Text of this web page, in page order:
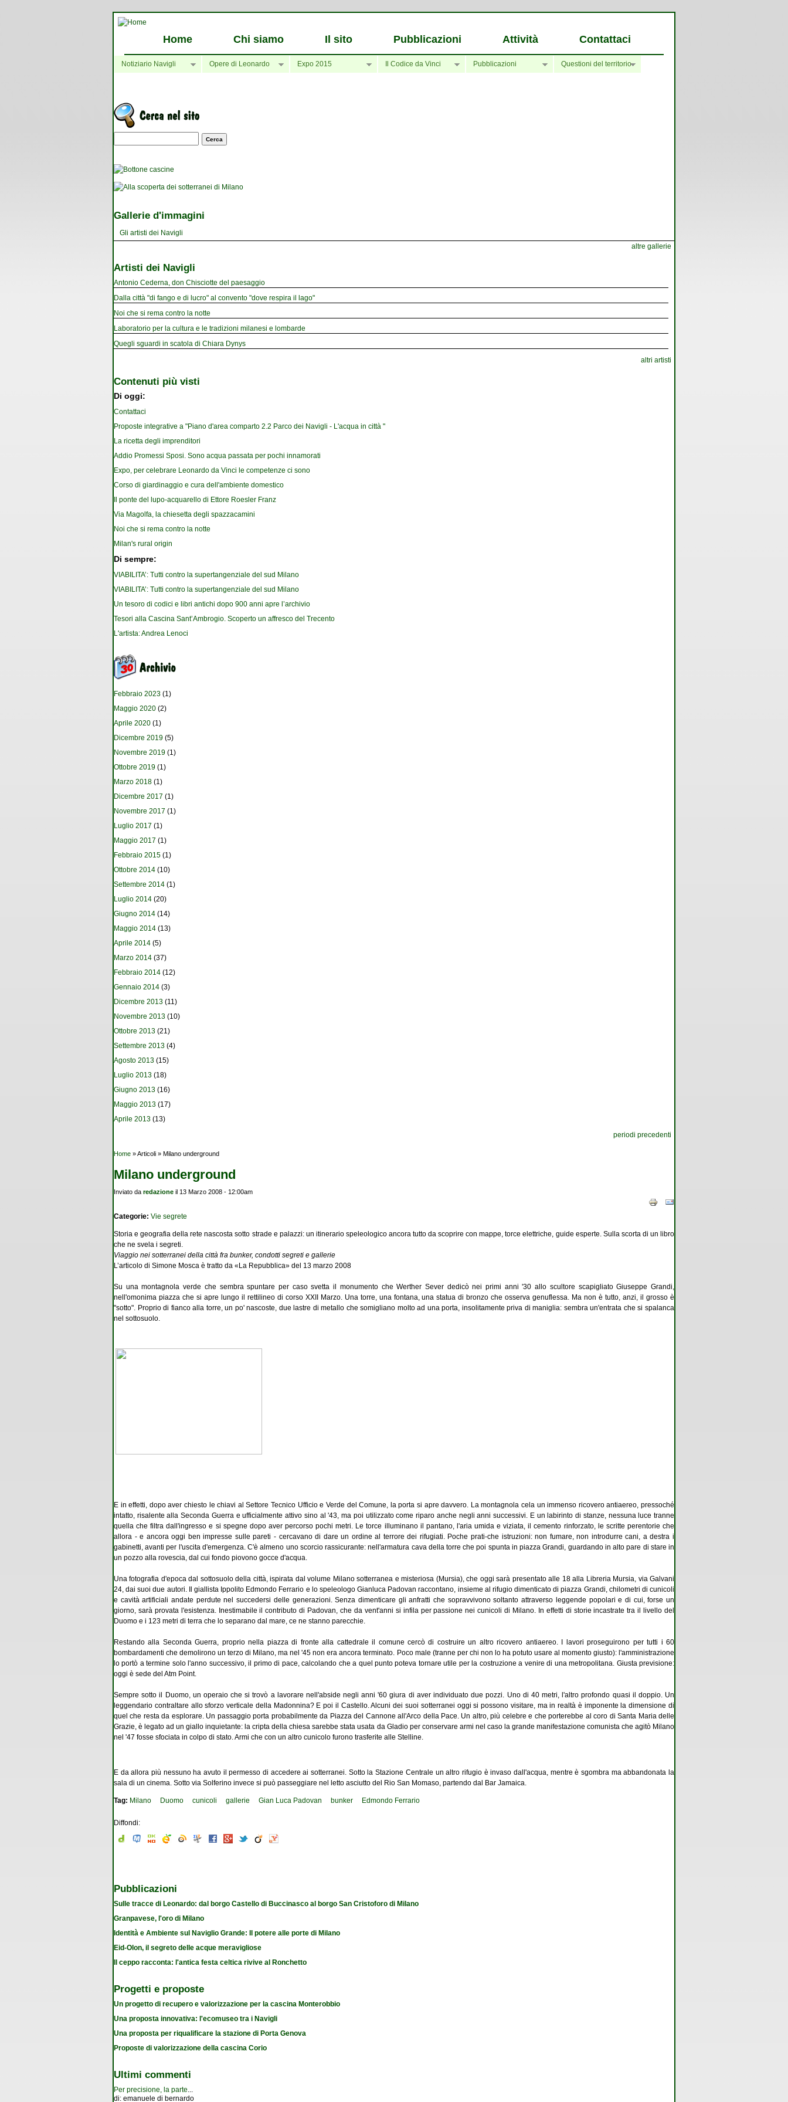
Home Chi siamo Il sito Pubblicazioni Attività Contattaci
Notiziario Navigli Opere di Leonardo Expo 2015 Il Codice da Vinci Pubblicazioni Questioni del territorio
Maschera di ricerca
Gallerie d'immagini
Gli artisti dei Navigli
altre gallerie
Artisti dei Navigli
Antonio Cederna, don Chisciotte del paesaggio
Dalla città "di fango e di lucro" al convento "dove respira il lago"
Noi che si rema contro la notte
Laboratorio per la cultura e le tradizioni milanesi e lombarde
Quegli sguardi in scatola di Chiara Dynys
altri artisti
Contenuti più visti
Di oggi:
Contattaci
Proposte integrative a "Piano d'area comparto 2.2 Parco dei Navigli - L'acqua in città "
La ricetta degli imprenditori
Addio Promessi Sposi. Sono acqua passata per pochi innamorati
Expo, per celebrare Leonardo da Vinci le competenze ci sono
Corso di giardinaggio e cura dell'ambiente domestico
Il ponte del lupo-acquarello di Ettore Roesler Franz
Via Magolfa, la chiesetta degli spazzacamini
Noi che si rema contro la notte
Milan's rural origin
Di sempre:
VIABILITA’: Tutti contro la supertangenziale del sud Milano
VIABILITA’: Tutti contro la supertangenziale del sud Milano
Un tesoro di codici e libri antichi dopo 900 anni apre l’archivio
Tesori alla Cascina Sant’Ambrogio. Scoperto un affresco del Trecento
L'artista: Andrea Lenoci
Febbraio 2023 (1)
Maggio 2020 (2)
Aprile 2020 (1)
Dicembre 2019 (5)
Novembre 2019 (1)
Ottobre 2019 (1)
Marzo 2018 (1)
Dicembre 2017 (1)
Novembre 2017 (1)
Luglio 2017 (1)
Maggio 2017 (1)
Febbraio 2015 (1)
Ottobre 2014 (10)
Settembre 2014 (1)
Luglio 2014 (20)
Giugno 2014 (14)
Maggio 2014 (13)
Aprile 2014 (5)
Marzo 2014 (37)
Febbraio 2014 (12)
Gennaio 2014 (3)
Dicembre 2013 (11)
Novembre 2013 (10)
Ottobre 2013 (21)
Settembre 2013 (4)
Agosto 2013 (15)
Luglio 2013 (18)
Giugno 2013 (16)
Maggio 2013 (17)
Aprile 2013 (13)
periodi precedenti
Tu sei qui
Home » Articoli » Milano underground
Milano underground
Inviato da redazione il 13 Marzo 2008 - 12:00am
Categorie: Vie segrete
Storia e geografia della rete nascosta sotto strade e palazzi: un itinerario speleologico ancora tutto da scoprire con mappe, torce elettriche, guide esperte. Sulla scorta di un libro
che ne svela i segreti.
Viaggio nei sotterranei della città fra bunker, condotti segreti e gallerie
L’articolo di Simone Mosca è tratto da «La Repubblica» del 13 marzo 2008
Su una montagnola verde che sembra spuntare per caso svetta il monumento che Werther Sever dedicò nei primi anni '30 allo scultore scapigliato Giuseppe Grandi,
nell'omonima piazza che si apre lungo il rettilineo di corso XXII Marzo. Una torre, una fontana, una statua di bronzo che osserva genuflessa. Ma non è tutto, anzi, il grosso è
"sotto". Proprio di fianco alla torre, un po' nascoste, due lastre di metallo che somigliano molto ad una porta, insolitamente priva di maniglia: sembra un'entrata che si spalanca
nel sottosuolo.
E in effetti, dopo aver chiesto le chiavi al Settore Tecnico Ufficio e Verde del Comune, la porta si apre davvero. La montagnola cela un immenso ricovero antiaereo, pressoché
intatto, risalente alla Seconda Guerra e ufficialmente attivo sino al '43, ma poi utilizzato come riparo anche negli anni successivi. E un labirinto di stanze, nessuna luce tranne
quella che filtra dall'ingresso e si spegne dopo aver percorso pochi metri. Le torce illuminano il pantano, l'aria umida e viziata, il cemento rinforzato, le scritte perentorie che
allora - e ancora oggi ben impresse sulle pareti - cercavano di dare un ordine al terrore dei rifugiati. Poche prati-che istruzioni: non fumare, non introdurre cani, a destra i
gabinetti, avanti per l'uscita d'emergenza. C'è almeno uno scorcio rassicurante: nell'armatura cava della torre che poi spunta in piazza Grandi, guardando in alto pare di stare in
un poz­zo alla rovescia, dal cui fondo piovono gocce d'acqua.
Una fotografia d'epoca dal sottosuolo della città, ispirata dal volume Milano sotterranea e misteriosa (Mursia), che oggi sarà presentato alle 18 alla Libreria Mursia, via Galvani
24, dai suoi due autori. Il giallista Ippolito Edmondo Ferrario e lo speleologo Gianluca Padovan raccontano, insieme al rifugio dimenticato di piazza Grandi, chilometri di cunicoli
e cavità artificiali andate perdute nel succedersi delle generazioni. Senza dimenticare gli anfratti che sopravvivono soltanto attraverso leggende popolari e di cui, forse un
giorno, sarà provata l'esistenza. Inestimabile il contributo di Padovan, che da vent'anni si infila per passione nei cunicoli di Milano. In effetti di storie incastrate tra il livello del
Duomo e i 123 metri di terra che lo separano dal mare, ce ne stanno parecchie.
Restando alla Seconda Guerra, proprio nella piazza di fronte alla cattedrale il comune cercò di costruire un altro ricovero antiaereo. I lavori proseguirono per tutti i 60
bombardamenti che demolirono un terzo di Milano, ma nel '45 non era ancora terminato. Poco male (tranne per chi non lo ha potuto usare al momento giusto): l'amministrazione
lo portò a termine solo l'anno successivo, il primo di pace, calcolando che a quel punto poteva tornare utile per la costruzione a venire di una metropolitana. Giusta previsione:
oggi è sede del Atm Point.
Sempre sotto il Duomo, un operaio che si trovò a lavorare nell'abside negli anni '60 giura di aver individuato due pozzi. Uno di 40 metri, l'altro profondo quasi il doppio. Un
leggendario contraltare allo sforzo verticale della Madonnina? E poi il Castello. Alcuni dei suoi sotterranei oggi si possono visitare, ma in realtà è imponente la dimensione di
quel che resta da esplorare. Un passaggio porta probabilmente da Piazza del Cannone all'Arco della Pace. Un altro, più celebre e che porterebbe al coro di Santa Maria delle
Grazie, è legato ad un giallo inquietante: la cripta della chiesa sarebbe stata usata da Gladio per conservare armi nel caso la grande manifestazione comunista che agitò Milano
nel '47 fosse sfociata in colpo di stato. Armi che con un altro cunicolo furono trasferite alle Stelline.
E da allora più nessuno ha avuto il permesso di accedere ai sotterranei. Sotto la Stazione Centrale un altro rifugio è invaso dall'acqua, mentre è sgombra ma abbandonata la
sala di un cinema. Sotto via Solferino invece si può passeggiare nel letto asciutto del Rio San Momaso, partendo dal Bar Jamaica.
Tag: Milano Duomo cunicoli gallerie Gian Luca Padovan bunker Edmondo Ferrario
Diffondi:
Pubblicazioni
Sulle tracce di Leonardo: dal borgo Castello di Buccinasco al borgo San Cristoforo di Milano
Granpavese, l'oro di Milano
Identità e Ambiente sul Naviglio Grande: Il potere alle porte di Milano
Eid-Olon, il segreto delle acque meravigliose
Il ceppo racconta: l'antica festa celtica rivive al Ronchetto
Progetti e proposte
Un progetto di recupero e valorizzazione per la cascina Monterobbio
Una proposta innovativa: l'ecomuseo tra i Navigli
Una proposta per riqualificare la stazione di Porta Genova
Proposte di valorizzazione della cascina Corio
Ultimi commenti
Per precisione, la parte
di: emanuele di bernardo